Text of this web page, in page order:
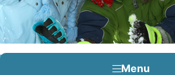
Menu